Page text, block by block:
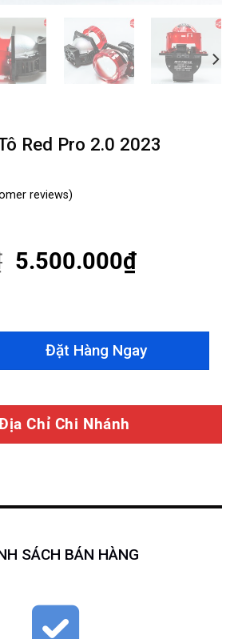
Red Pro 2.0 2023
reviews)
5.500.000₫
Pro 2.0 2023 quantity
Đặt Hàng Ngay
Chỉ Chi Nhánh
SÁCH BÁN HÀNG